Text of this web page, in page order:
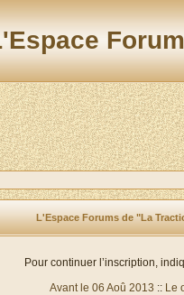
L'Espace Forums de "La
Pour continuer l’inscription,
Avant le 06 Aoû 2013 :: Le